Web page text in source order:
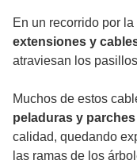
En un recorrido por
extensiones y
atraviesan los
Muchos de estos
peladuras y
calidad, quedando
las ramas de los